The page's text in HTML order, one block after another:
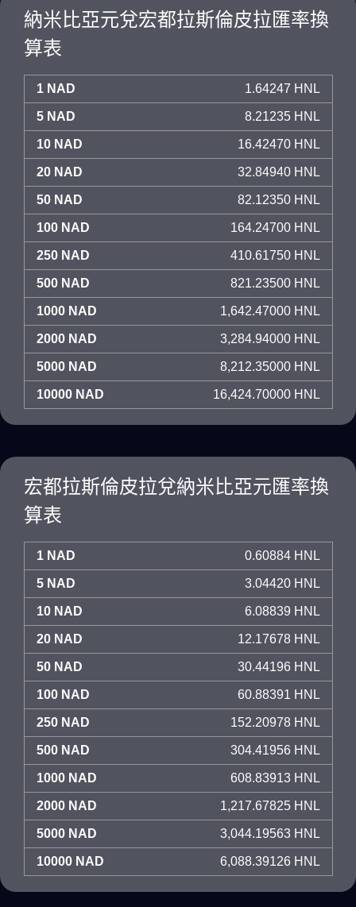
納米比亞元兌宏都拉斯倫皮拉匯率換
算表
1 NAD 1.64247 HNL
5 NAD 8.21235 HNL
10 NAD 16.42470 HNL
20 NAD 32.84940 HNL
50 NAD 82.12350 HNL
100 NAD 164.24700 HNL
250 NAD 410.61750 HNL
500 NAD 821.23500 HNL
1000 NAD 1,642.47000 HNL
2000 NAD 3,284.94000 HNL
5000 NAD 8,212.35000 HNL
10000 NAD 16,424.70000 HNL
宏都拉斯倫皮拉兌納米比亞元匯率換
算表
1 NAD 0.60884 HNL
5 NAD 3.04420 HNL
10 NAD 6.08839 HNL
20 NAD 12.17678 HNL
50 NAD 30.44196 HNL
100 NAD 60.88391 HNL
250 NAD 152.20978 HNL
500 NAD 304.41956 HNL
1000 NAD 608.83913 HNL
2000 NAD 1,217.67825 HNL
5000 NAD 3,044.19563 HNL
10000 NAD 6,088.39126 HNL